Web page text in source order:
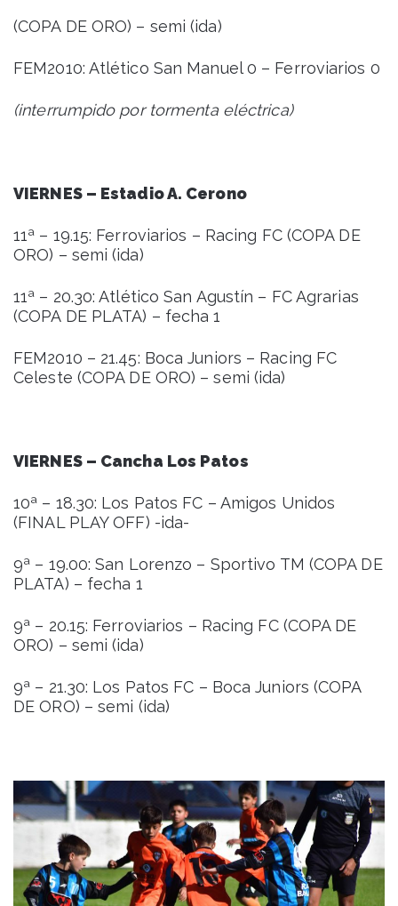
(COPA DE ORO) – semi (ida)
FEM2010: Atlético San Manuel 0 – Ferroviarios 0
(interrumpido por tormenta eléctrica)
VIERNES – Estadio A. Cerono
11ª – 19.15: Ferroviarios – Racing FC (COPA DE
ORO) – semi (ida)
11ª – 20.30: Atlético San Agustín – FC Agrarias
(COPA DE PLATA) – fecha 1
FEM2010 – 21.45: Boca Juniors – Racing FC
Celeste (COPA DE ORO) – semi (ida)
VIERNES – Cancha Los Patos
10ª – 18.30: Los Patos FC – Amigos Unidos
(FINAL PLAY OFF) -ida-
9ª – 19.00: San Lorenzo – Sportivo TM (COPA DE
PLATA) – fecha 1
9ª – 20.15: Ferroviarios – Racing FC (COPA DE
ORO) – semi (ida)
9ª – 21.30: Los Patos FC – Boca Juniors (COPA
DE ORO) – semi (ida)